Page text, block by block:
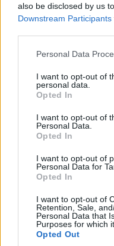
also be disclosed by us
Downstream Participants
Please note that this
not limited to your visit
grant or deny consent to
use your data for below
consent section.
Personal Data
I want to opt-out of
personal data.
Opted In
I want to opt-out of
Personal Data.
Opted In
I want to opt-out of
Personal Data for
Opted In
I want to opt-out of
Retention, Sale,
Personal Data that
Purposes for which
Opted Out
CRONACA
Incidente
rischiano
inattendibili”